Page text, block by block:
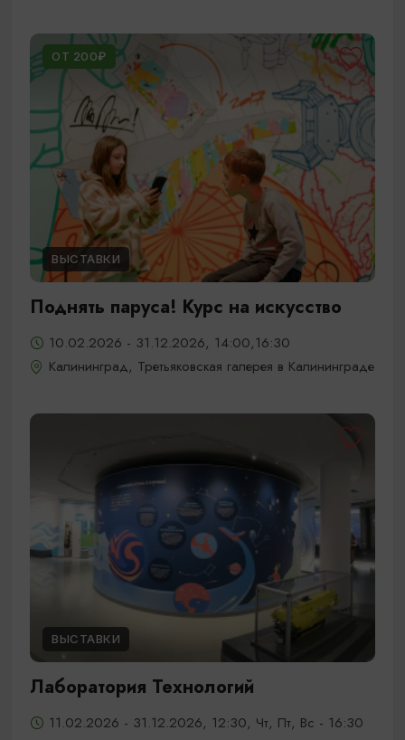
ОТ 200₽
ВЫСТАВКИ
Поднять паруса! Курс на искусство
10.02.2026 - 31.12.2026, 14:00,16:30
Калининград, Третьяковская галерея в Калининграде
ВЫСТАВКИ
Лаборатория Технологий
11.02.2026 - 31.12.2026, 12:30, Чт, Пт, Вс - 16:30